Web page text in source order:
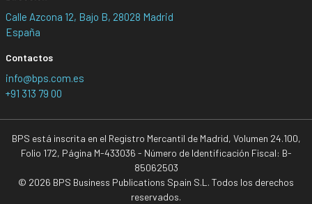
Calle Azcona 12, Bajo B, 28028 Madrid
España
Contactos
info@bps.com.es
+91 313 79 00
BPS está inscrita en el Registro Mercantil de Madrid, Volumen 24.100,
Folio 172, Página M-433036 - Número de Identificación Fiscal: B-
85062503
© 2026 BPS Business Publications Spain S.L. Todos los derechos
reservados.